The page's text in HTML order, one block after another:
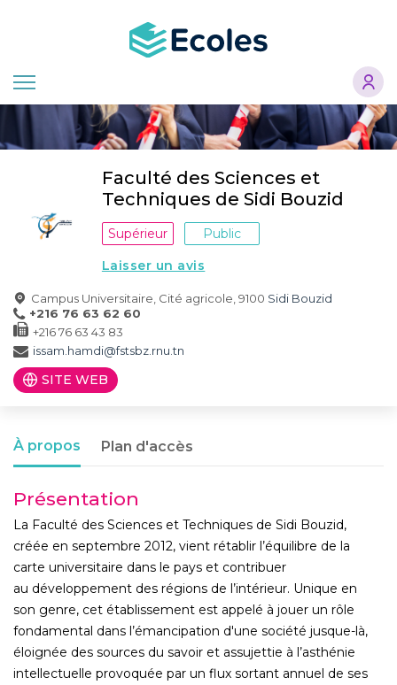
principal
Faculté des Sciences et
Techniques de Sidi Bouzid
Supérieur
Public
Laisser un avis
Campus Universitaire, Cité agricole, 9100 Sidi Bouzid
+216 76 63 62 60
+216 76 63 43 83
issam.hamdi@fstsbz.rnu.tn
SITE WEB
À propos Plan d'accès
Présentation
La Faculté des Sciences et Techniques de Sidi Bouzid,
créée en septembre 2012, vient rétablir l’équilibre de la
carte universitaire dans le pays et contribuer
au développement des régions de l’intérieur. Unique en
son genre, cet établissement est appelé à jouer un rôle
fondamental dans l’émancipation d'une société jusque-là,
éloignée des sources du savoir et assujettie à l’asthénie
intellectuelle provoquée par un flux sortant annuel de ses